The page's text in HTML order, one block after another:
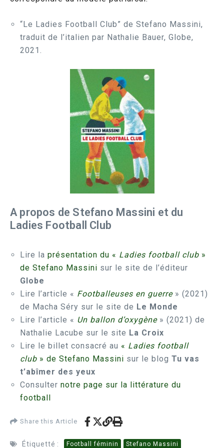
“Le Ladies Football Club” de Stefano Massini,
traduit de l’italien par Nathalie Bauer, Globe,
2021.
A propos de Stefano Massini et du
Ladies Football Club
Lire la présentation du « Ladies football club »
de Stefano Massini sur le site de l’éditeur
Globe
Lire l’article « Footballeuses en guerre» (2021)
de Macha Séry sur le site de Le Monde
Lire l’article « Un ballon d’oxygène» (2021) de
Nathalie Lacube sur le site La Croix
Lire le billet consacré au « Ladies football
club » de Stefano Massini sur le blog Tu vas
t’abîmer des yeux
Consulter notre page sur la littérature du
football
Share this Article
Étiquetté : Football féminin Stefano Massini